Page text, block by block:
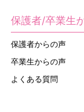
保護者/卒業生
保護者からの声
卒業生からの声
よくある質問